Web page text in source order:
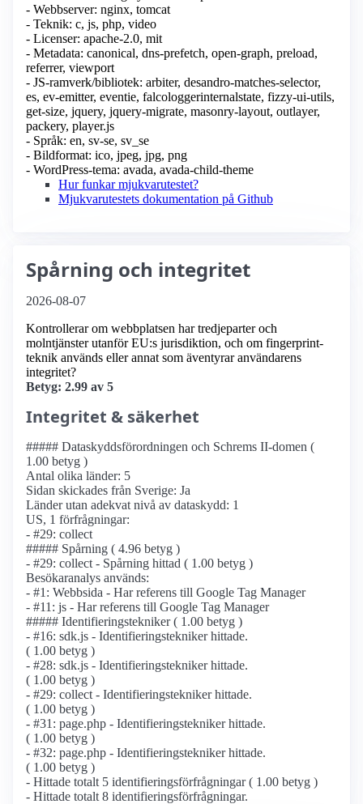
- Webbserver: nginx, tomcat
- Teknik: c, js, php, video
- Licenser: apache-2.0, mit
- Metadata: canonical, dns-prefetch, open-graph, preload,
referrer, viewport
- JS-ramverk/bibliotek: arbiter, desandro-matches-selector,
es, ev-emitter, eventie, falcologgerinternalstate, fizzy-ui-utils,
get-size, jquery, jquery-migrate, masonry-layout, outlayer,
packery, player.js
- Språk: en, sv-se, sv_se
- Bildformat: ico, jpeg, jpg, png
- WordPress-tema: avada, avada-child-theme
Hur funkar mjukvarutestet?
Mjukvarutestets dokumentation på Github
Spårning och integritet
2026-08-07
Kontrollerar om webbplatsen har tredjeparter och
molntjänster utanför EU:s jurisdiktion, och om fingerprint-
teknik används eller annat som äventyrar användarens
integritet?
Betyg: 2.99 av 5
Integritet & säkerhet
##### Dataskyddsförordningen och Schrems II-domen (
1.00 betyg )
Antal olika länder: 5
Sidan skickades från Sverige: Ja
Länder utan adekvat nivå av dataskydd: 1
US, 1 förfrågningar:
- #29: collect
##### Spårning ( 4.96 betyg )
- #29: collect - Spårning hittad ( 1.00 betyg )
Besökaranalys används:
- #1: Webbsida - Har referens till Google Tag Manager
- #11: js - Har referens till Google Tag Manager
##### Identifierings­tekniker ( 1.00 betyg )
- #16: sdk.js - Identifierings­tekniker hittade.
( 1.00 betyg )
- #28: sdk.js - Identifierings­tekniker hittade.
( 1.00 betyg )
- #29: collect - Identifierings­tekniker hittade.
( 1.00 betyg )
- #31: page.php - Identifierings­tekniker hittade.
( 1.00 betyg )
- #32: page.php - Identifierings­tekniker hittade.
( 1.00 betyg )
- Hittade totalt 5 identifierings­förfrågningar ( 1.00 betyg )
- Hittade totalt 8 identifierings­förfrågningar.